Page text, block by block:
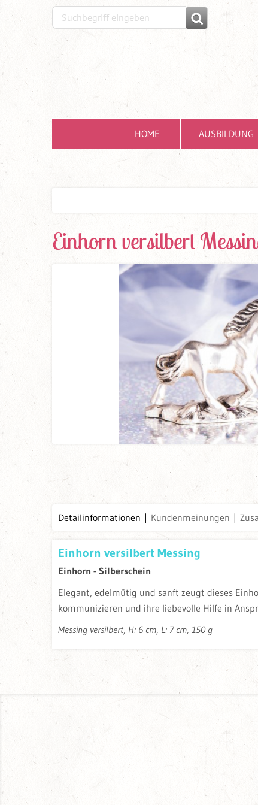
HOME AUSBILDUNG
Einhorn versilbert
Detailinformationen Kundenmeinungen
Einhorn versilbert Messing
Einhorn - Silberschein
Elegant, edelmütig und sanft zeugt dieses
kommunizieren und ihre liebevolle Hilfe in
Messing versilbert, H: 6 cm, L: 7 cm, 150 g